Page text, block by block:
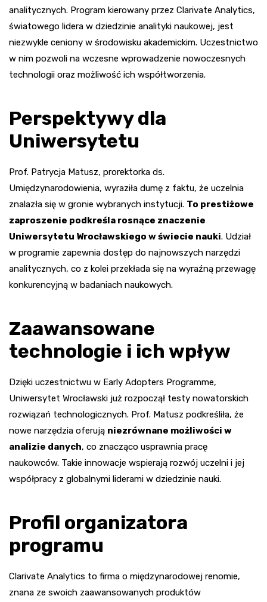
analitycznych. Program kierowany przez Clarivate Analytics,
światowego lidera w dziedzinie analityki naukowej, jest
niezwykle ceniony w środowisku akademickim. Uczestnictwo
w nim pozwoli na wczesne wprowadzenie nowoczesnych
technologii oraz możliwość ich współtworzenia.
Perspektywy dla
Uniwersytetu
Prof. Patrycja Matusz, prorektorka ds.
Umiędzynarodowienia, wyraziła dumę z faktu, że uczelnia
znalazła się w gronie wybranych instytucji. To prestiżowe
zaproszenie podkreśla rosnące znaczenie
Uniwersytetu Wrocławskiego w świecie nauki. Udział
w programie zapewnia dostęp do najnowszych narzędzi
analitycznych, co z kolei przekłada się na wyraźną przewagę
konkurencyjną w badaniach naukowych.
Zaawansowane
technologie i ich wpływ
Dzięki uczestnictwu w Early Adopters Programme,
Uniwersytet Wrocławski już rozpoczął testy nowatorskich
rozwiązań technologicznych. Prof. Matusz podkreśliła, że
nowe narzędzia oferują niezrównane możliwości w
analizie danych, co znacząco usprawnia pracę
naukowców. Takie innowacje wspierają rozwój uczelni i jej
współpracy z globalnymi liderami w dziedzinie nauki.
Profil organizatora
programu
Clarivate Analytics to firma o międzynarodowej renomie,
znana ze swoich zaawansowanych produktów